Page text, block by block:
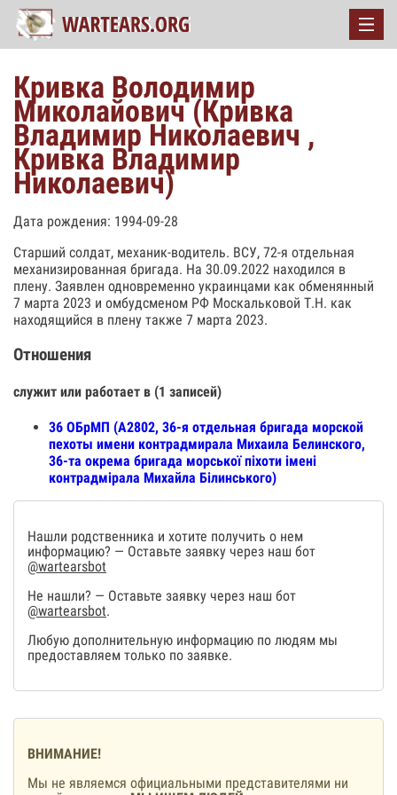
Кривка Володимир
Миколайович (Кривка
Владимир Николаевич ,
Кривка Владимир
Николаевич)
Дата рождения: 1994-09-28
Старший солдат, механик-водитель. ВСУ, 72-я отдельная
механизированная бригада. На 30.09.2022 находился в
плену. Заявлен одновременно украинцами как обменянный
7 марта 2023 и омбудсменом РФ Москальковой Т.Н. как
находящийся в плену также 7 марта 2023.
Отношения
служит или работает в (1 записей)
36 ОБрМП (А2802, 36-я отдельная бригада морской
пехоты имени контрадмирала Михаила Белинского,
36-та окрема бригада морської піхоти імені
контрадмірала Михайла Білинського)
Нашли родственника и хотите получить о нем
информацию? — Оставьте заявку через наш бот
@wartearsbot
Не нашли? — Оставьте заявку через наш бот
@wartearsbot.
Любую дополнительную информацию по людям мы
предоставляем только по заявке.
ВНИМАНИЕ!
Мы не являемся официальными представителями ни